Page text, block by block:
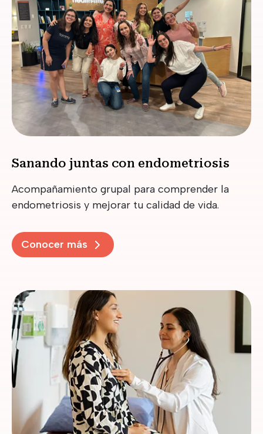
Sanando juntas con endometriosis
Acompañamiento grupal para comprender la
endometriosis y mejorar tu calidad de vida.
Conocer más